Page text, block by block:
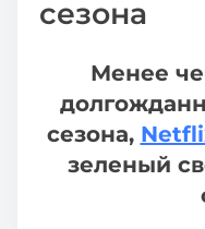
o
сезона
Менее
сезона,
зеленый